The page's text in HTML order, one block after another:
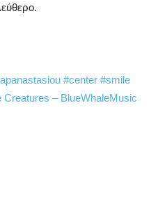
#center #smile
– BlueWhaleMusic